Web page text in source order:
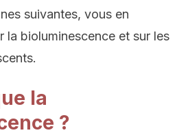
suivantes, vous en
la bioluminescence et sur les
la
?